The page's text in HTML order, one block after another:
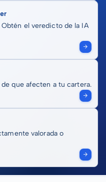
el veredicto de la IA
que afecten a tu cartera.
valorada o